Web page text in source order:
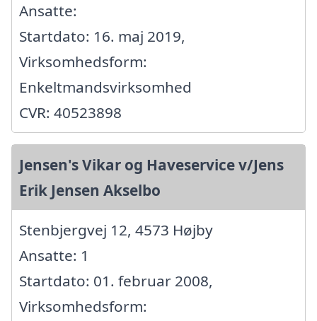
Ansatte:
Startdato: 16. maj 2019,
Virksomhedsform:
Enkeltmandsvirksomhed
CVR: 40523898
Jensen's Vikar og Haveservice v/Jens
Erik Jensen Akselbo
Stenbjergvej 12, 4573 Højby
Ansatte: 1
Startdato: 01. februar 2008,
Virksomhedsform: